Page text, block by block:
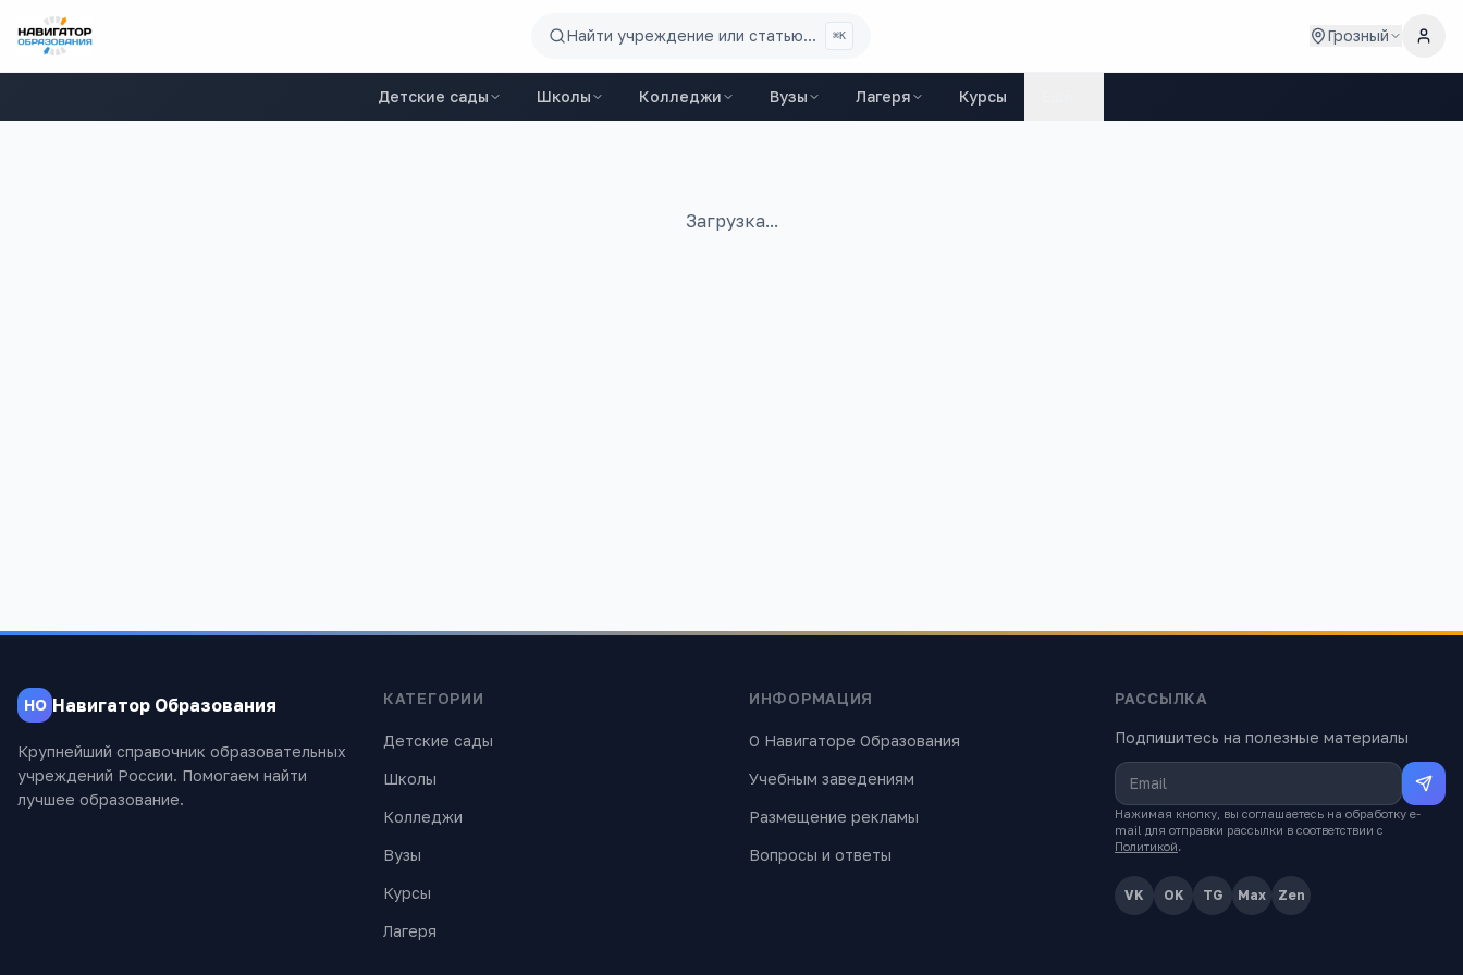
Найти учреждение или статью... ⌘K Грозный
Детские сады Школы Колледжи Вузы Лагеря Курсы
Загрузка...
НО Навигатор Образования
Крупнейший справочник образовательных
учреждений России. Помогаем найти
лучшее образование.
КАТЕГОРИИ
Детские сады
Школы
Колледжи
Вузы
Курсы
Лагеря
ИНФОРМАЦИЯ
О Навигаторе Образования
Учебным заведениям
Размещение рекламы
Вопросы и ответы
РАССЫЛКА
Подпишитесь на полезные материалы
Нажимая кнопку, вы соглашаетесь на обработку e-
mail для отправки рассылки в соответствии с
Политикой.
VK OK TG Max Zen